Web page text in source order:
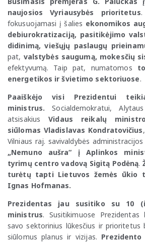
naujosios Vyriausybės prioritetus
fokusuojamasi į šalies ekonomikos
debiurokratizaciją, pasitikėjimo
didinimą, viešųjų paslaugų
pat, valstybės saugumą, mokesčių
efektyvumą. Taip pat, numatomos
energetikos ir švietimo sektoriuose.
Paaiškėjo visi Prezidentui
ministrus. Socialdemokratui,
atsisakiusVidaus reikalų
siūlomas Vladislavas Kondratovičius
Vilniaus raj. savivaldybės
„Nemuno aušra“ į Aplinkos
tyrimų centro vadovą Sigitą Podėną.
turėtų tapti Lietuvos žemės ūkio
Ignas Hofmanas.
Prezidentas jau susitiko su 10
ministrus. Susitikimuose
savo sektorinius lūkesčius ir prioritetus
siūlomus planus ir vizijas.